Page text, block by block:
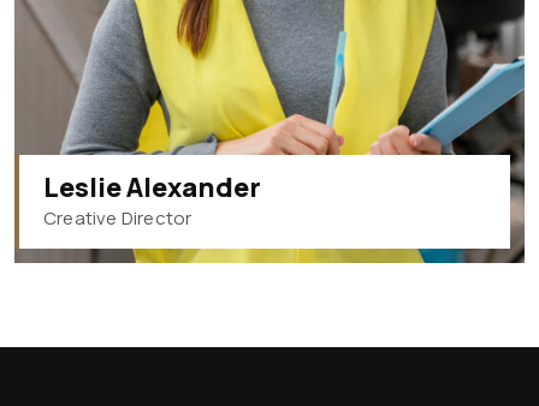
Leslie Alexander
Creative Director